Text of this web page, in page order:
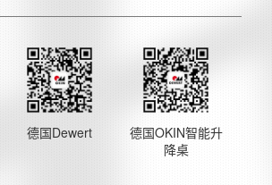
德国Dewert
德国OKIN智能升
降桌